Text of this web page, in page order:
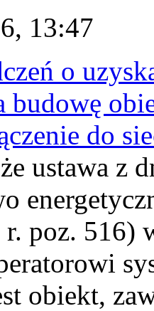
13:47
o
budowę
do
ustawa z
poz. 516)
obiekt,